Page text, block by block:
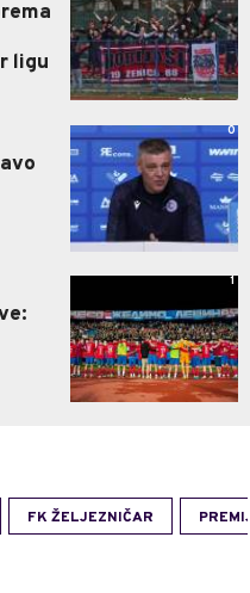
ligu
0
1
FK ŽELJEZNIČAR